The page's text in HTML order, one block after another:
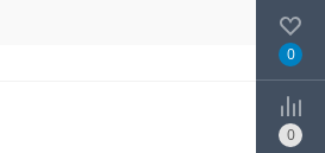
0
0